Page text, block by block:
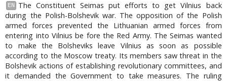
EN
The Constituent Seimas put efforts to get Vilnius back
during the Polish-Bolshevik war. The opposition of the Polish
armed forces prevented the Lithuanian armed forces from
entering into Vilnius be fore the Red Army. The Seimas wanted
to make the Bolsheviks leave Vilnius as soon as possible
according to the Moscow treaty. Its members saw threat in the
Bolshevik actions of establishing revolutionary committees, and
it demanded the Government to take measures. The ruling